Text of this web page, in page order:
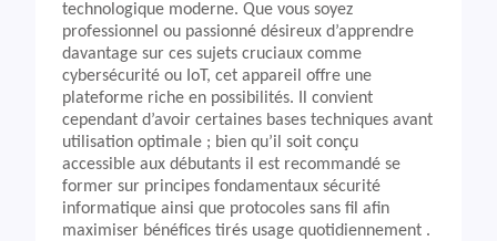
technologique moderne. Que vous soyez
professionnel ou passionné désireux d’apprendre
davantage sur ces sujets cruciaux comme
cybersécurité ou IoT, cet appareil offre une
plateforme riche en possibilités. Il convient
cependant d’avoir certaines bases techniques avant
utilisation optimale ; bien qu’il soit conçu
accessible aux débutants il est recommandé se
former sur principes fondamentaux sécurité
informatique ainsi que protocoles sans fil afin
maximiser bénéfices tirés usage quotidiennement .